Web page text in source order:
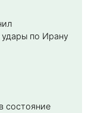
по Ирану
состояние